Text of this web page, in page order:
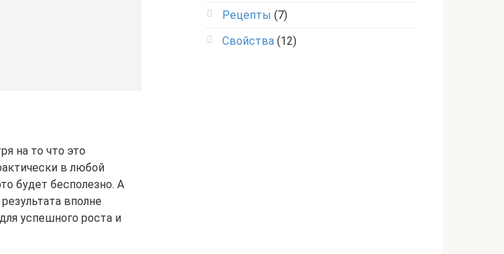
на то что это
в любой
будет бесполезно. А
вполне
успешного роста и
Рецепты (7)
Свойства (12)